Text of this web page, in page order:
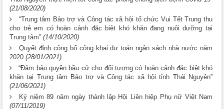
(21/08/2020)
“Trung tâm Bảo trợ và Công tác xã hội tổ chức Vui Tết Trung thu
cho trẻ em có hoàn cảnh đặc biệt khó khăn đang nuôi dưỡng tại
Trung tâm” (14/10/2020)
Quyết định công bố công khai dự toán ngân sách nhà nước năm
2020 (28/01/2021)
“Đảm bảo quyền bầu cử cho đối tượng có hoàn cảnh đặc biệt khó
khăn tại Trung tâm Bảo trợ và Công tác xã hội tỉnh Thái Nguyên”
(21/06/2021)
Kỷ niệm 89 năm ngày thành lập Hội Liên hiệp Phụ nữ Việt Nam
(07/11/2019)